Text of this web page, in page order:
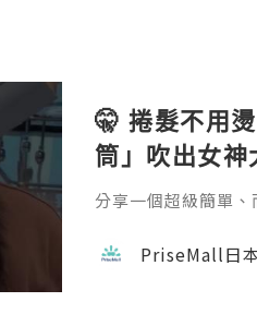
🤫 捲髮不用
筒」吹出女神
分享一個超級簡單
成。過程完全不會
自然。如果你也擔
PriseMall日